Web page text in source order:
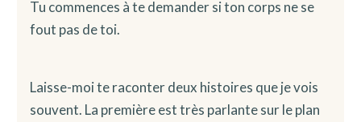
Tu commences à te demander si ton corps ne se
fout pas de toi.
Laisse-moi te raconter deux histoires que je vois
souvent. La première est très parlante sur le plan